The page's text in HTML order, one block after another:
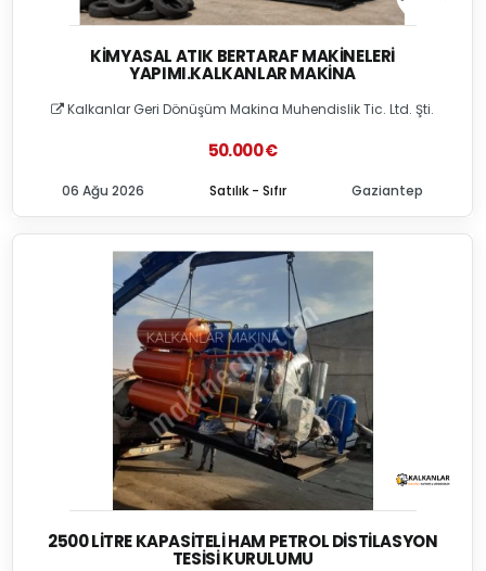
KIMYASAL ATIK BERTARAF MAKINELERI
YAPIMI.KALKANLAR MAKINA
Kalkanlar Geri Dönüşüm Makina Muhendislik Tic. Ltd. Şti.
50.000 €
Satılık - Sıfır
06 Ağu 2026 Gaziantep
2500 LITRE KAPASITELI HAM PETROL DISTILASYON
TESISI KURULUMU